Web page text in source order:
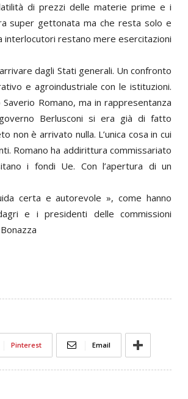
di prezzi delle materie prime e i
super gettonata ma che resta solo e
interlocutori restano mere esercitazioni
dagli Stati generali. Un confronto
e agroindustriale con le istituzioni.
Romano, ma in rappresentanza
Berlusconi si era già di fatto
non è arrivato nulla. L’unica cosa in cui
Romano ha addirittura commissariato
i fondi Ue. Con l’apertura di un
certa e autorevole », come hanno
e i presidenti delle commissioni
Pinterest Email